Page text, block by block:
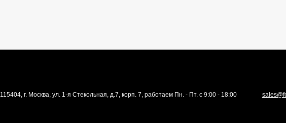
115404, г. Москва, ул. 1-я Стекольная, д.7, корп. 7, работаем Пн. - Пт. с 9:00 - 18:00